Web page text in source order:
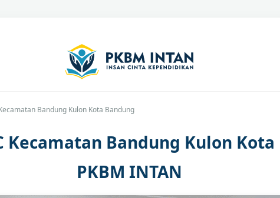
Bandung Kulon Kota Bandung
Kecamatan Bandung Kulon Kota
PKBM INTAN